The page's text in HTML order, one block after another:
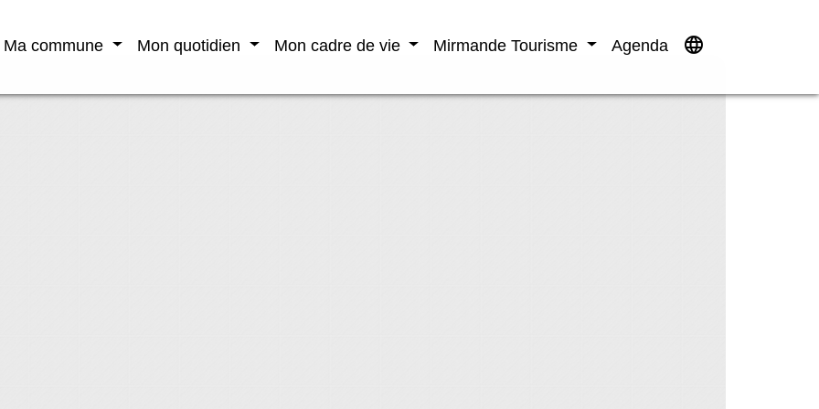
Ma commune Mon quotidien Mon cadre de vie Mirmande Tourisme Agenda language